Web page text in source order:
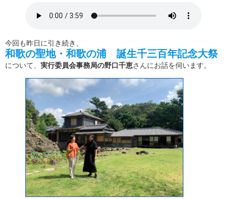
今回も昨日に引き続き、
和歌の聖地・和歌の浦 誕生千三百年記念大祭
について、 実行委員会事務局の野口千恵さんにお話を伺います。